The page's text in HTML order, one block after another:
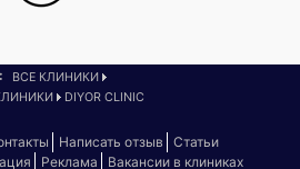
ВСЕ КЛИНИКИ
DIYOR CLINIC
Написать отзыв
Статьи
Реклама
Вакансии в клиниках